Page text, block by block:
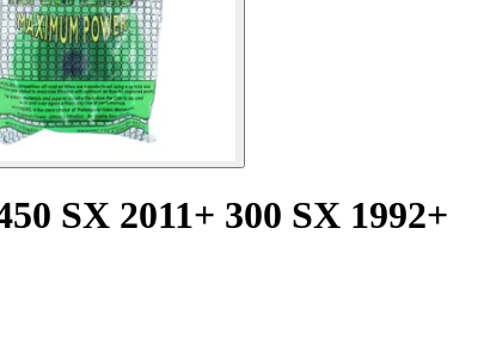
SX 2011+ 300 SX 1992+